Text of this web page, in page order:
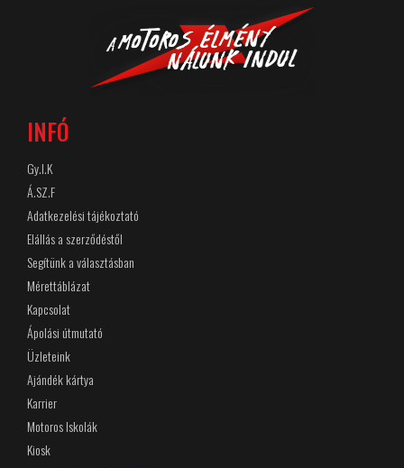
INFÓ
Gy.I.K
Á.SZ.F
Adatkezelési tájékoztató
Elállás a szerződéstől
Segítünk a választásban
Mérettáblázat
Kapcsolat
Ápolási útmutató
Üzleteink
Ajándék kártya
Karrier
Motoros Iskolák
Kiosk